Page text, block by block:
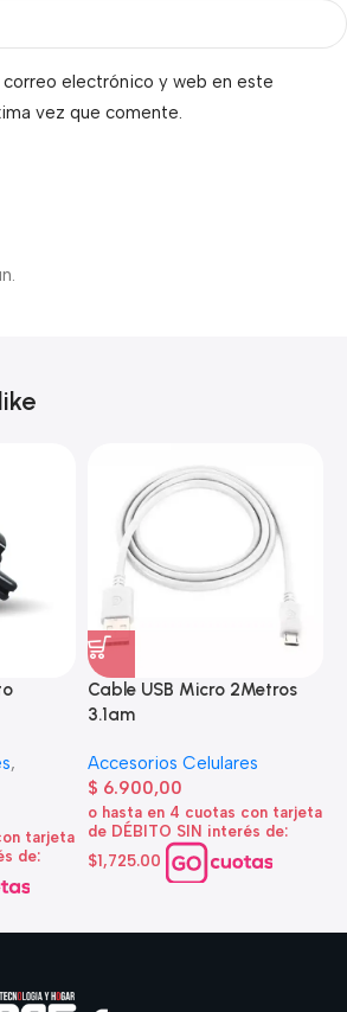
electrónico y web en este
vez que comente.
,
tarjeta
de:
Cable USB Micro 2Metros
3.1am
Accesorios Celulares
$ 6.900,00
o hasta en 4 cuotas con tarjeta
de DÉBITO SIN interés de:
$1,725.00